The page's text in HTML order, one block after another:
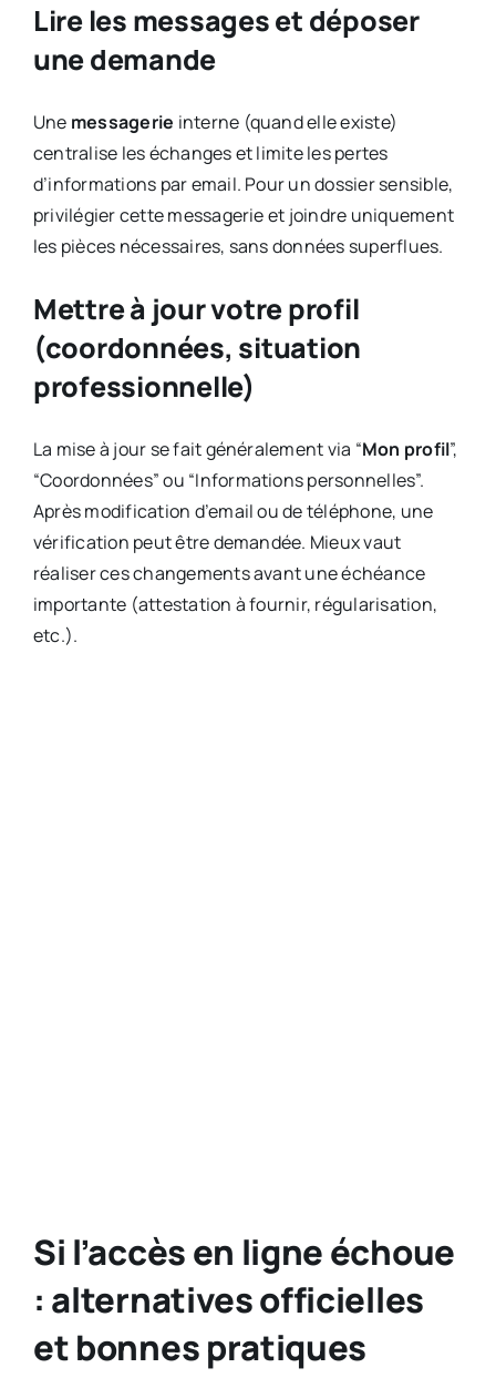
Lire les messages et déposer
une demande
Une messagerie interne (quand elle existe)
centralise les échanges et limite les pertes
d’informations par email. Pour un dossier sensible,
privilégier cette messagerie et joindre uniquement
les pièces nécessaires, sans données superflues.
Mettre à jour votre profil
(coordonnées, situation
professionnelle)
La mise à jour se fait généralement via “Mon profil”,
“Coordonnées” ou “Informations personnelles”.
Après modification d’email ou de téléphone, une
vérification peut être demandée. Mieux vaut
réaliser ces changements avant une échéance
importante (attestation à fournir, régularisation,
etc.).
Si l’accès en ligne échoue
: alternatives officielles
et bonnes pratiques